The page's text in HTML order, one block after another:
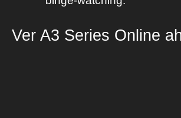
Ver A3 Series Online